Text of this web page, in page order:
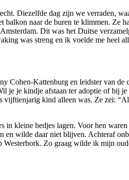
Diezelfde dag zijn we verraden,
naar de buren te klimmen. Ze
Dit was het Duitse
was streng en ik voelde me heel
Cohen-Kattenburg en leidster van
je kindje afstaan ter adoptie of bij
kind alleen was. Ze zei:
in kleine bedjes lagen. Voor hen
en wilde daar niet blijven. Achteraf
Zo graag wilde ik mijn